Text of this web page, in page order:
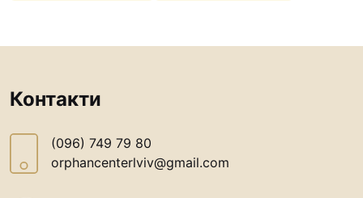
Контакти
(096) 749 79 80
orphancenterlviv@gmail.com